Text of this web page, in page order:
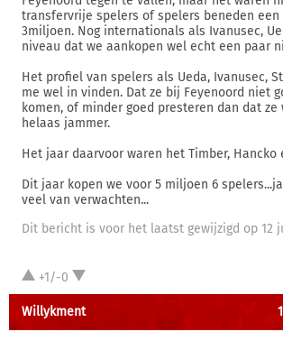
transfervrije spelers of spelers beneden een
3miljoen. Nog internationals als Ivanusec,
niveau dat we aankopen wel echt een paar
Het profiel van spelers als Ueda, Ivanusec,
me wel in vinden. Dat ze bij Feyenoord niet
komen, of minder goed presteren dan dat ze
helaas jammer.
Het jaar daarvoor waren het Timber, Hancko
Dit jaar kopen we voor 5 miljoen 6
veel van verwachten...
Dit bericht is voor het laatst gewijzigd op 12
+1/-0
Willykment